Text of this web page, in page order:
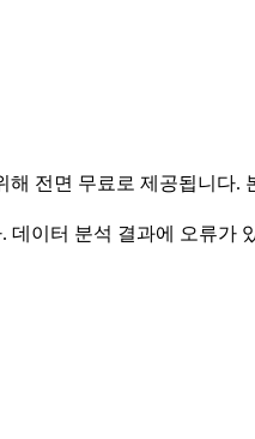
전면 무료로 제공됩니
이터 분석 결과에 오류가